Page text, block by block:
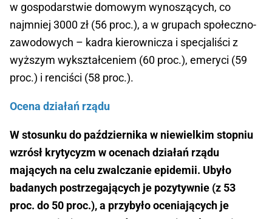
w gospodarstwie domowym wynoszących, co
najmniej 3000 zł (56 proc.), a w grupach społeczno-
zawodowych – kadra kierownicza i specjaliści z
wyższym wykształceniem (60 proc.), emeryci (59
proc.) i renciści (58 proc.).
Ocena działań rządu
W stosunku do października w niewielkim stopniu
wzrósł krytycyzm w ocenach działań rządu
mających na celu zwalczanie epidemii. Ubyło
badanych postrzegających je pozytywnie (z 53
proc. do 50 proc.), a przybyło oceniających je